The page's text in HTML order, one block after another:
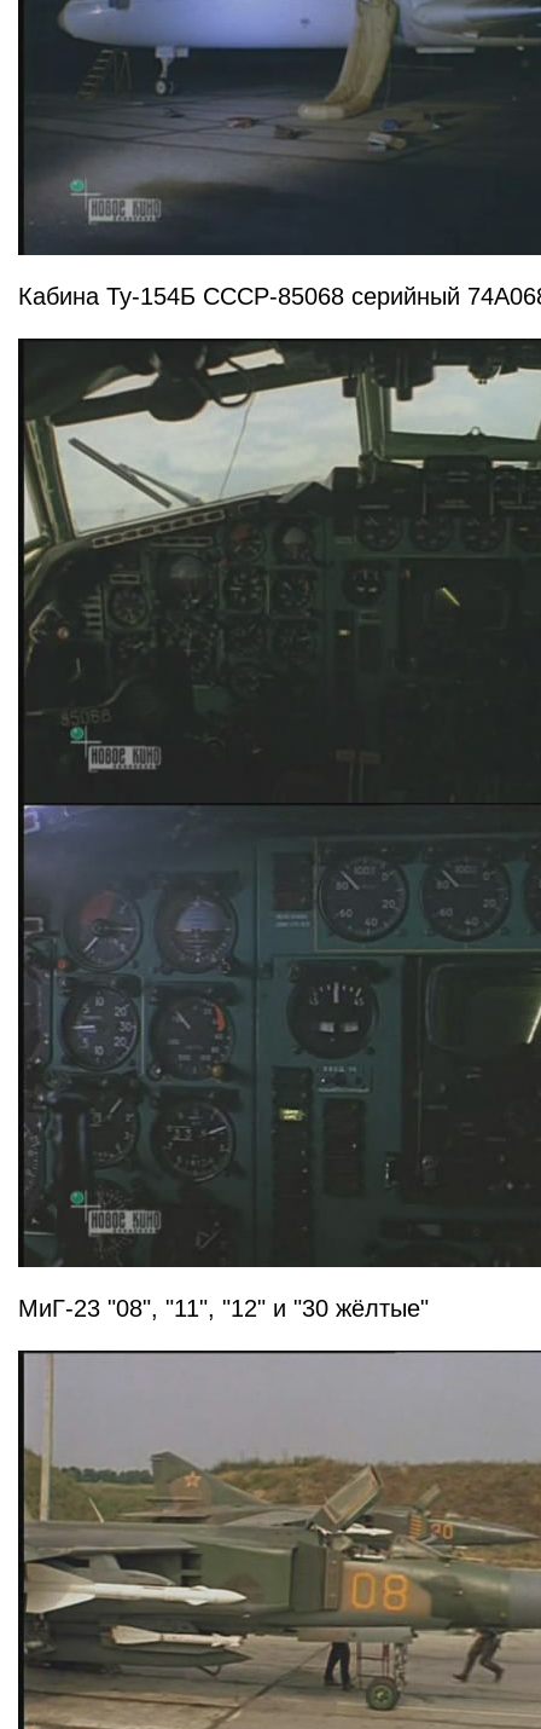
Кабина Ту-154Б СССР-85068 серийный
МиГ-23 "08", "11", "12" и "30 жёлтые"